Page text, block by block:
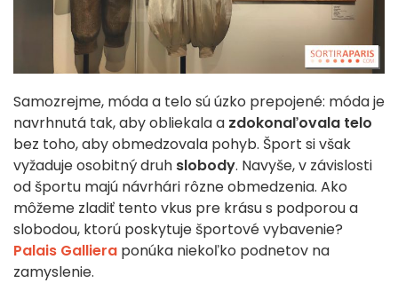
Samozrejme, móda a telo sú úzko prepojené: móda je
navrhnutá tak, aby obliekala a zdokonaľovala telo
bez toho, aby obmedzovala pohyb. Šport si však
vyžaduje osobitný druh slobody. Navyše, v závislosti
od športu majú návrhári rôzne obmedzenia. Ako
môžeme zladiť tento vkus pre krásu s podporou a
slobodou, ktorú poskytuje športové vybavenie?
Palais Galliera ponúka niekoľko podnetov na
zamyslenie.